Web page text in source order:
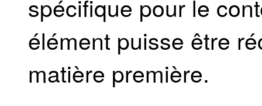
spécifique pour le
élément puisse être
matière première.